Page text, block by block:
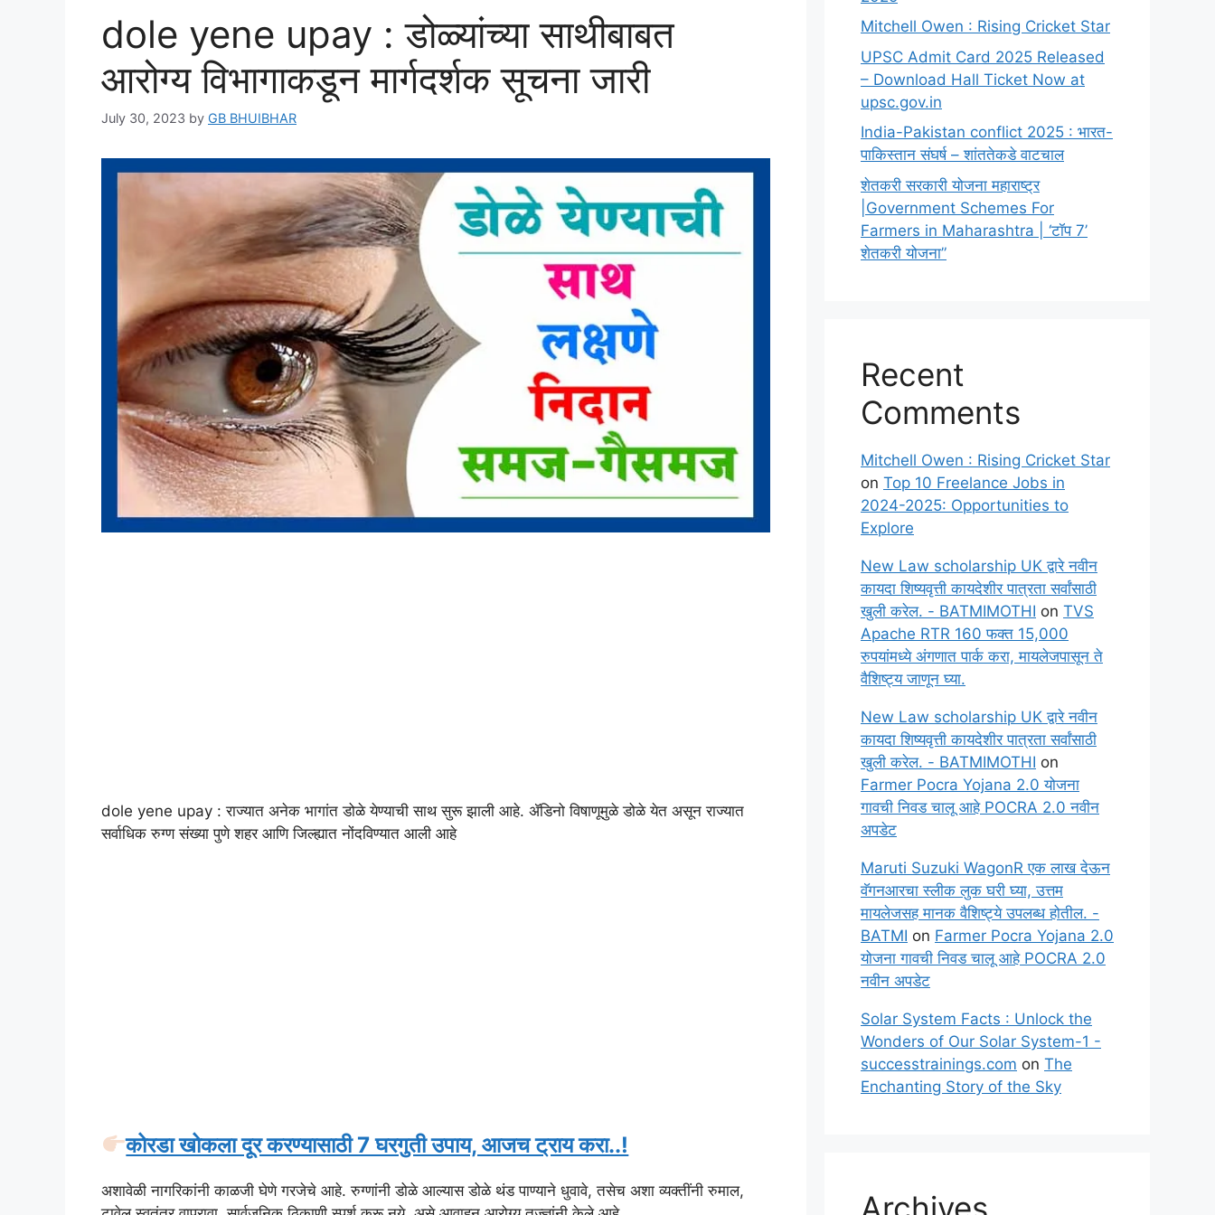
dole yene upay : डोळ्यांच्या साथीबाबत
आरोग्य विभागाकडून मार्गदर्शक सूचना जारी
July 30, 2023 by GB BHUIBHAR
dole yene upay : राज्यात अनेक भागांत डोळे येण्याची साथ सुरू झाली आहे. ॲडिनो विषाणूमुळे डोळे येत असून राज्यात
सर्वाधिक रुग्ण संख्या पुणे शहर आणि जिल्ह्यात नोंदविण्यात आली आहे
कोरडा खोकला दूर करण्यासाठी 7 घरगुती उपाय, आजच ट्राय करा..!
अशावेळी नागरिकांनी काळजी घेणे गरजेचे आहे. रुग्णांनी डोळे आल्यास डोळे थंड पाण्याने धुवावे, तसेच अशा व्यक्तींनी रुमाल,
Mitchell Owen : Rising Cricket Star
UPSC Admit Card 2025 Released
– Download Hall Ticket Now at
upsc.gov.in
India-Pakistan conflict 2025 : भारत-
पाकिस्तान संघर्ष – शांततेकडे वाटचाल
शेतकरी सरकारी योजना महाराष्ट्र
|Government Schemes For
Farmers in Maharashtra | ‘टॉप 7’
शेतकरी योजना”
Recent
Comments
Mitchell Owen : Rising Cricket Star
on Top 10 Freelance Jobs in
2024-2025: Opportunities to
Explore
New Law scholarship UK द्वारे नवीन
कायदा शिष्यवृत्ती कायदेशीर पात्रता सर्वांसाठी
खुली करेल. - BATMIMOTHI on TVS
Apache RTR 160 फक्त 15,000
रुपयांमध्ये अंगणात पार्क करा, मायलेजपासून ते
वैशिष्ट्य जाणून घ्या.
New Law scholarship UK द्वारे नवीन
कायदा शिष्यवृत्ती कायदेशीर पात्रता सर्वांसाठी
खुली करेल. - BATMIMOTHI on
Farmer Pocra Yojana 2.0 योजना
गावची निवड चालू आहे POCRA 2.0 नवीन
अपडेट
Maruti Suzuki WagonR एक लाख देऊन
वॅगनआरचा स्लीक लुक घरी घ्या, उत्तम
मायलेजसह मानक वैशिष्ट्ये उपलब्ध होतील. -
BATMI on Farmer Pocra Yojana 2.0
योजना गावची निवड चालू आहे POCRA 2.0
नवीन अपडेट
Solar System Facts : Unlock the
Wonders of Our Solar System-1 -
successtrainings.com on The
Enchanting Story of the Sky
Archives